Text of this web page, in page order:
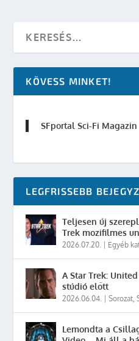
KÖVESS MINKET!
SFportal Sci-Fi Magazin
LEGFRISSEBB
Teljesen új
Trek mozifilmes
2026.07.20. Egyéb
A Star Trek:
stúdió előtt
2026.06.04. |Sorozat,
Lemondta a